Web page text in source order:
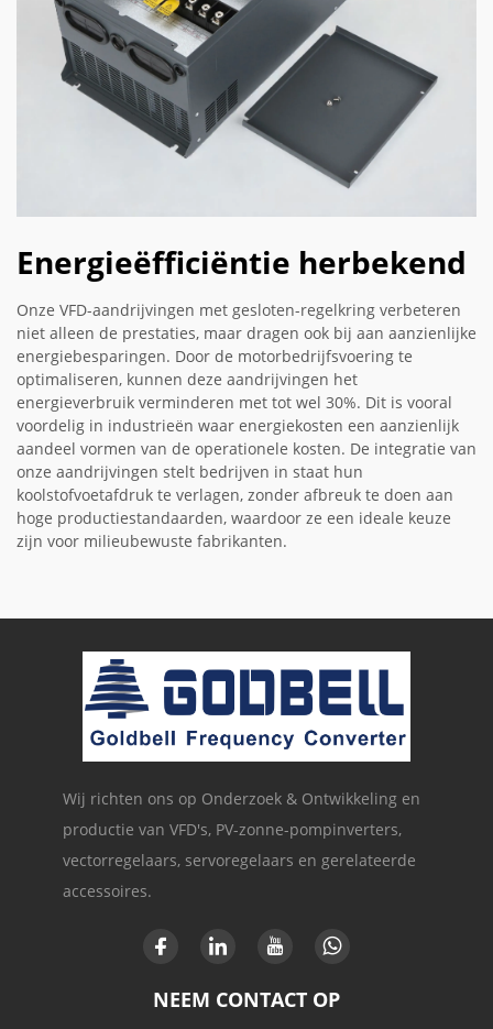
Energieëfficiëntie herbekend
Onze VFD-aandrijvingen met gesloten-regelkring verbeteren
niet alleen de prestaties, maar dragen ook bij aan aanzienlijke
energiebesparingen. Door de motorbedrijfsvoering te
optimaliseren, kunnen deze aandrijvingen het
energieverbruik verminderen met tot wel 30%. Dit is vooral
voordelig in industrieën waar energiekosten een aanzienlijk
aandeel vormen van de operationele kosten. De integratie van
onze aandrijvingen stelt bedrijven in staat hun
koolstofvoetafdruk te verlagen, zonder afbreuk te doen aan
hoge productiestandaarden, waardoor ze een ideale keuze
zijn voor milieubewuste fabrikanten.
Wij richten ons op Onderzoek & Ontwikkeling en
productie van VFD's, PV-zonne-pompinverters,
vectorregelaars, servoregelaars en gerelateerde
accessoires.
NEEM CONTACT OP